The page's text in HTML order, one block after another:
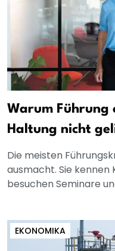
Warum Führung
Haltung nicht
Die meisten
ausmacht. Sie
besuchen Seminare
EKONOMIKA